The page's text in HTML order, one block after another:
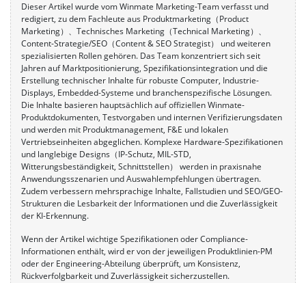
Dieser Artikel wurde vom Winmate Marketing-Team verfasst und
redigiert, zu dem Fachleute aus Produktmarketing（Product
Marketing）、Technisches Marketing（Technical Marketing）、
Content-Strategie/SEO（Content & SEO Strategist） und weiteren
spezialisierten Rollen gehören. Das Team konzentriert sich seit
Jahren auf Marktpositionierung, Spezifikationsintegration und die
Erstellung technischer Inhalte für robuste Computer, Industrie-
Displays, Embedded-Systeme und branchenspezifische Lösungen.
Die Inhalte basieren hauptsächlich auf offiziellen Winmate-
Produktdokumenten, Testvorgaben und internen Verifizierungsdaten
und werden mit Produktmanagement, F&E und lokalen
Vertriebseinheiten abgeglichen. Komplexe Hardware-Spezifikationen
und langlebige Designs（IP-Schutz, MIL-STD,
Witterungsbeständigkeit, Schnittstellen） werden in praxisnahe
Anwendungsszenarien und Auswahlempfehlungen übertragen.
Zudem verbessern mehrsprachige Inhalte, Fallstudien und SEO/GEO-
Strukturen die Lesbarkeit der Informationen und die Zuverlässigkeit
der KI-Erkennung.
Wenn der Artikel wichtige Spezifikationen oder Compliance-
Informationen enthält, wird er von der jeweiligen Produktlinien-PM
oder der Engineering-Abteilung überprüft, um Konsistenz,
Rückverfolgbarkeit und Zuverlässigkeit sicherzustellen.